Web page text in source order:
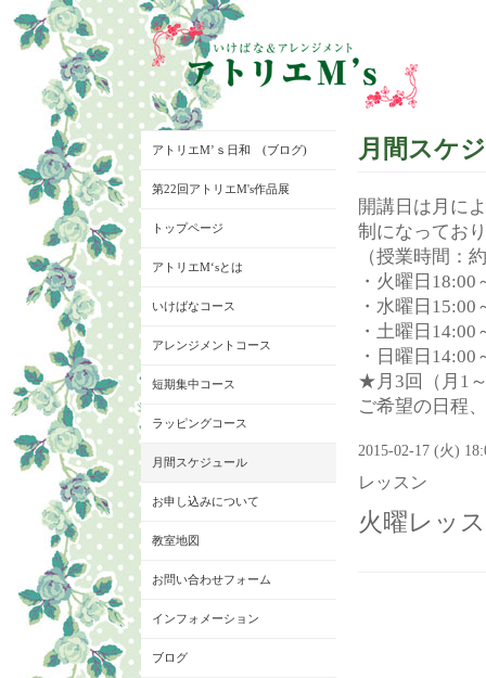
月間スケ
開講日は月に
制になってお
（授業時間：
・火曜日18:00
・水曜日15:00
・土曜日14:00
・日曜日14:00
★月3回（月1
ご希望の日程
2015-02-17 (火)
レッスン
火曜レッ
アトリエM’ｓ日和 (ブログ)
第22回アトリエM's作品展
トップページ
アトリエM‘sとは
いけばなコース
アレンジメントコース
短期集中コース
ラッピングコース
月間スケジュール
お申し込みについて
教室地図
お問い合わせフォーム
インフォメーション
ブログ